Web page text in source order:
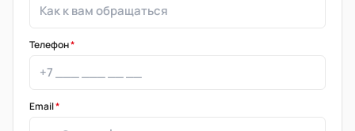
Телефон*
Email*